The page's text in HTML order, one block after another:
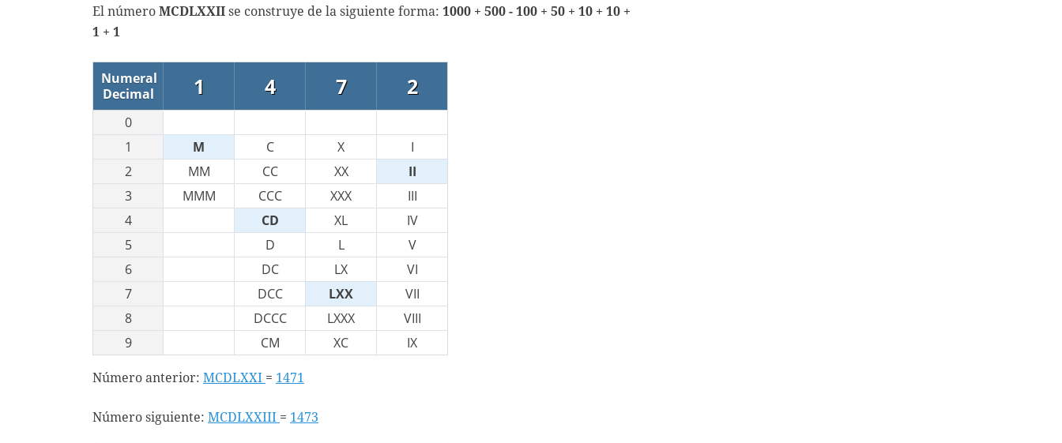
El número MCDLXXII se construye de la siguiente forma: 1000 + 500 - 100 + 50 + 10 + 10 +
1 + 1
Numeral
Decimal
1 4 7 2
0
1
M C X
I
2
MM CC XX
II
3
MMM CCC XXX
III
4
CD XL
IV
5
D L
V
6
DC LX
VI
7
DCC LXX
VII
8
DCCC LXXX
VIII
9
CM XC IX
Número anterior: MCDLXXI = 1471
Número siguiente: MCDLXXIII = 1473